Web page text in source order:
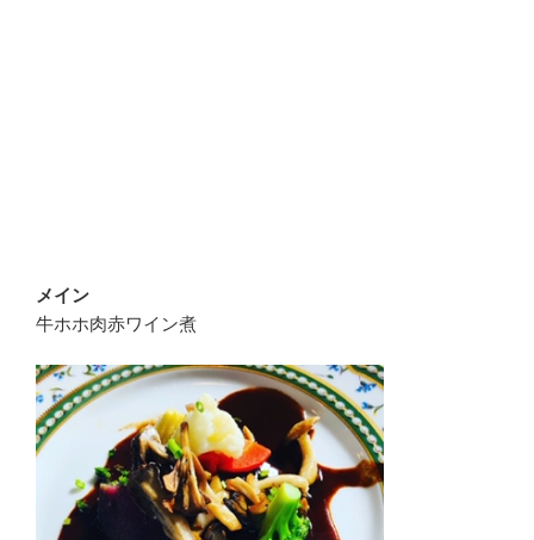
メイン
牛ホホ肉赤ワイン煮